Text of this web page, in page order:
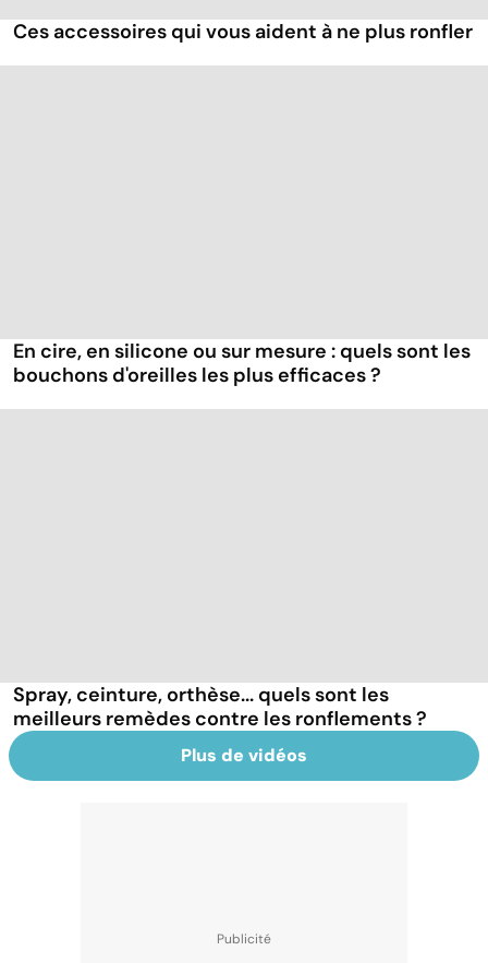
Ces accessoires qui vous aident à ne plus ronfler
En cire, en silicone ou sur mesure : quels sont les
bouchons d'oreilles les plus efficaces ?
Spray, ceinture, orthèse... quels sont les
meilleurs remèdes contre les ronflements ?
Plus de vidéos